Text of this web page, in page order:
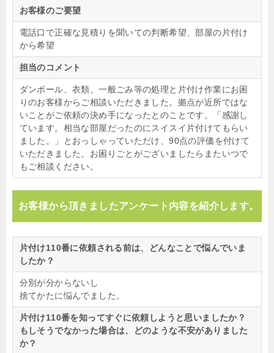
お客様のご要望
電話口で正確な見積りを聞いての判断希望、部屋の片付け
から希望
担当のコメント
ダンボール、衣類、一般ごみ等の処理と片付け作業にお困
りのお客様からご相談いただきました。拠点が近所ではな
いことがご依頼の決め手になったとのことです。「感謝し
ています。相当な部屋だったのにスイスイ片付けてもらい
ました。」とおっしゃっていただけ、90点の評価を付けて
いただきました。お困りごとがございましたらまたいつで
もご相談ください。
お客様から頂きましたアンケート内容を紹介します。
片付け110番に依頼される前は、どんなことで悩んでいま
したか？
分別が分からないし
捨てかたに悩んでました。
片付け110番を知ってすぐに依頼しようと思いましたか？
もしそうでなかった場合は、どのような不安がありました
か？